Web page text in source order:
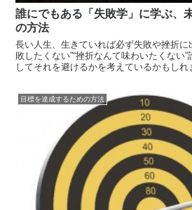
誰にでもある「失敗学」に学ぶ、
の方法
長い人生、生きていれば必ず失敗や挫折に
敗したくない”“挫折なんて味わいたくない
してそれを避けるかを考えているかもし
ことで...
目標を達成するための方法